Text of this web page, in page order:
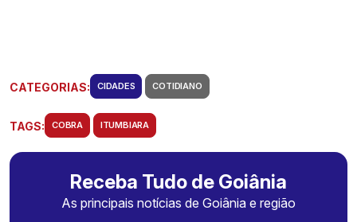
CATEGORIAS: CIDADES COTIDIANO
TAGS: COBRA ITUMBIARA
Receba Tudo de Goiânia
As principais notícias de Goiânia e região